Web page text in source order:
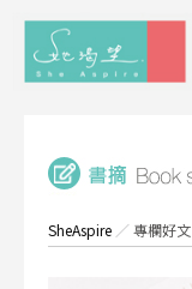
SheAspire ／專欄好文